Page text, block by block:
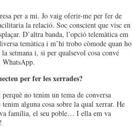
per a mi. Jo vaig oferir-me per fer de
la relació. Soc conscient que visc en
D’altra banda, l’opció telemàtica em
temàtica i m’hi trobo còmode quan ho
setmana i, si per qualsevol cosa convé
WhatsApp.
per fer les xerrades?
no tenim un tema de conversa
alguna cosa sobre la qual xerrar. He
família, el seu poble… I ella em va